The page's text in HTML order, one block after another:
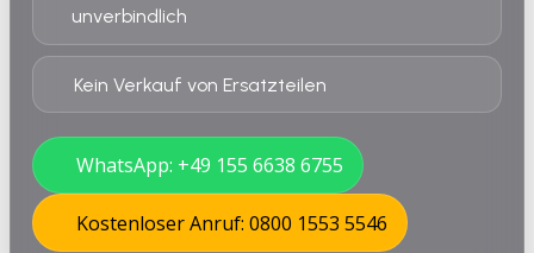
unverbindlich
Kein Verkauf von Ersatzteilen
WhatsApp: +49 155 6638 6755
Kostenloser Anruf: 0800 1553 5546